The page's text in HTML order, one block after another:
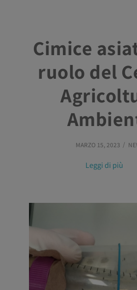
Cimice
ruolo del
MARZO 15, 2023
Leggi di più